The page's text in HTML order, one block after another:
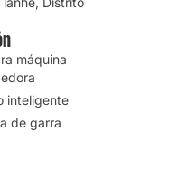
Distrito
máquina